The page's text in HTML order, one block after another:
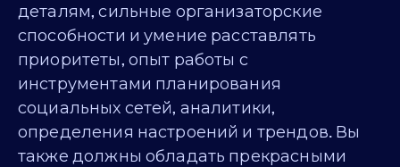
деталям, сильные организаторские
способности и умение расставлять
приоритеты, опыт работы с
инструментами планирования
социальных сетей, аналитики,
определения настроений и трендов. Вы
также должны обладать прекрасными